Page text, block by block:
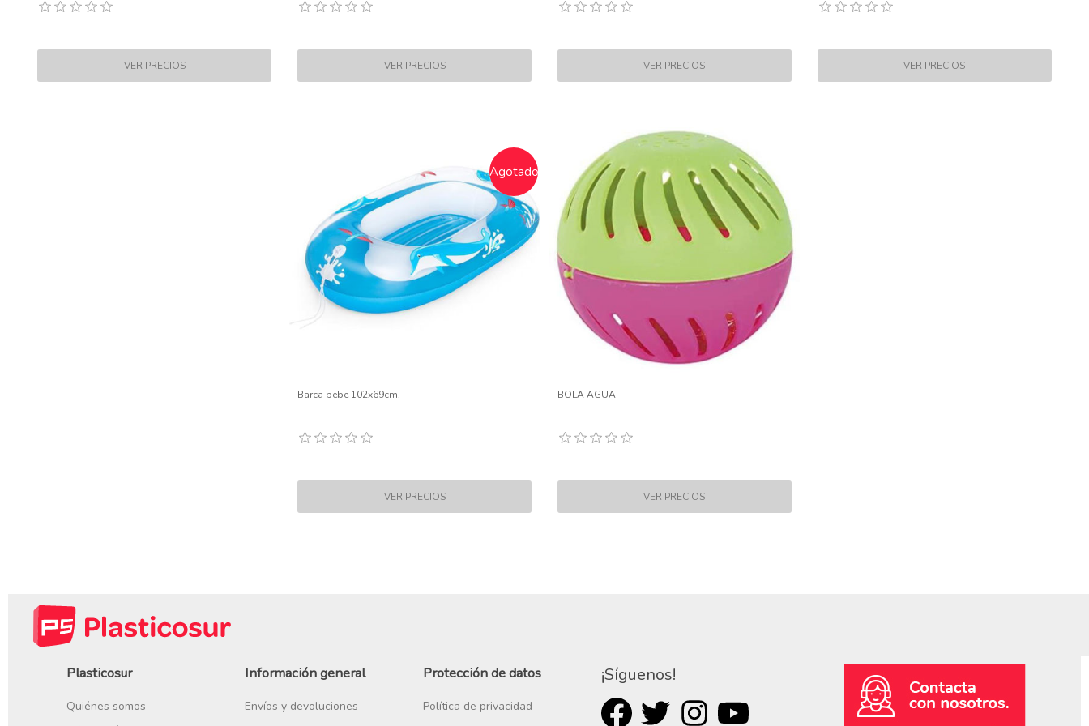
Agotado
Barca bebe 102x69cm. BOLA AGUA
Plasticosur
Quiénes somos
Información general
Envíos y devoluciones
Protección de datos
Política de privacidad
¡Síguenos!